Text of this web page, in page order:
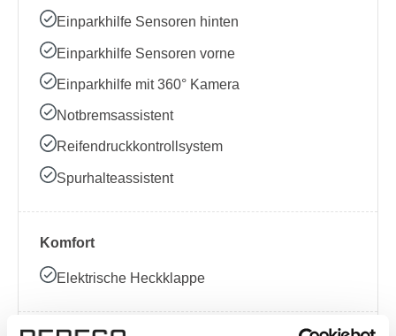
Einparkhilfe Sensoren hinten
Einparkhilfe Sensoren vorne
Einparkhilfe mit 360° Kamera
Notbremsassistent
Reifendruckkontrollsystem
Spurhalteassistent
Komfort
Elektrische Heckklappe